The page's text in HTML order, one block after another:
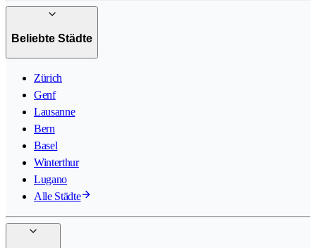
Beliebte Städte
Zürich
Genf
Lausanne
Bern
Basel
Winterthur
Lugano
Alle Städte